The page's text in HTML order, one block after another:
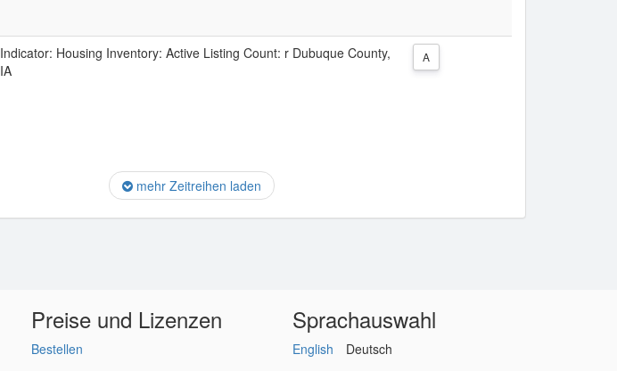
Indicator: Housing Inventory: Active Listing Count: r Dubuque County,
IA
A
mehr Zeitreihen laden
Preise und Lizenzen
Bestellen
Sprachauswahl
English Deutsch